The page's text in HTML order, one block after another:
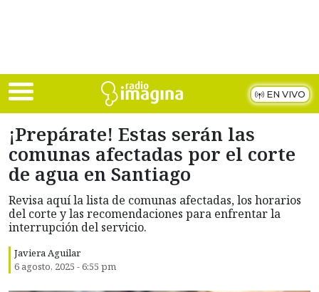
EN VIVO
¡Prepárate! Estas serán las
comunas afectadas por el corte
de agua en Santiago
Revisa aquí la lista de comunas afectadas, los horarios
del corte y las recomendaciones para enfrentar la
interrupción del servicio.
Javiera Aguilar
6 agosto, 2025 - 6:55 pm